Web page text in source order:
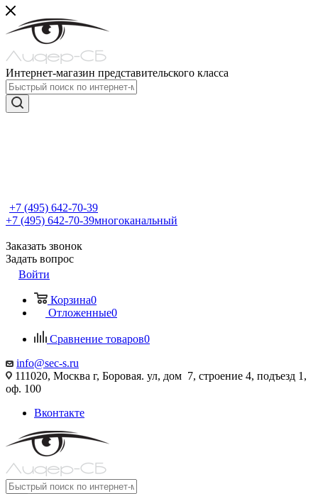
Интернет-магазин представительского класса
+7 (495) 642-70-39
+7 (495) 642-70-39многоканальный
Заказать звонок
Задать вопрос
Войти
Корзина0
Отложенные0
Сравнение товаров0
info@sec-s.ru
111020, Москва г, Боровая. ул, дом 7, строение 4, подъезд 1,
оф. 100
Вконтакте